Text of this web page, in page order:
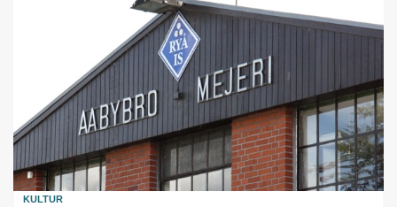
KULTUR